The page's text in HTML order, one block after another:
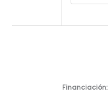
Financiación: